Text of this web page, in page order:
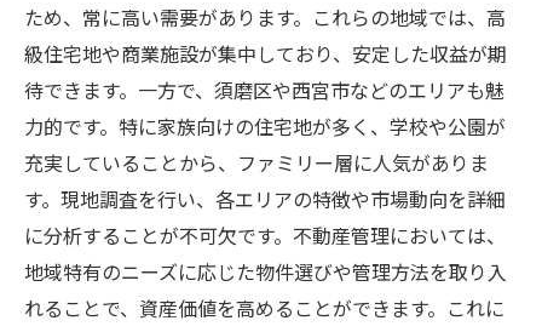
ため、常に高い需要があります。これらの地域では、高
級住宅地や商業施設が集中しており、安定した収益が期
待できます。一方で、須磨区や西宮市などのエリアも魅
力的です。特に家族向けの住宅地が多く、学校や公園が
充実していることから、ファミリー層に人気がありま
す。現地調査を行い、各エリアの特徴や市場動向を詳細
に分析することが不可欠です。不動産管理においては、
地域特有のニーズに応じた物件選びや管理方法を取り入
れることで、資産価値を高めることができます。これに